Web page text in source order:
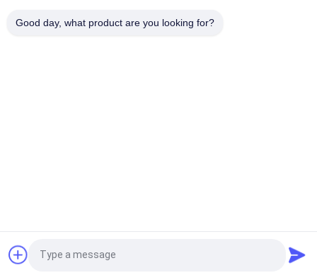
για το συμπυκνωτή υδρογόνου
Zeolite Μοριακά
Κόσκινα
Αίτηση κράτησης
Good day, what product are you looking for?